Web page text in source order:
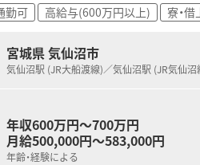
勤可 高給与(600万円以上) 寮・
宮城県 気仙沼市
気仙沼駅 (JR大船渡線)／気仙沼駅 (JR気仙沼
年収600万円～700万円
月給500,000円～583,000円
年齢・経験による